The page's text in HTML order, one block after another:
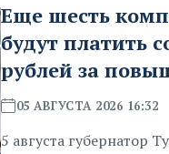
Еще шесть
будут платить
рублей за
05 АВГУСТА 2026 16:32
5 августа губернатор